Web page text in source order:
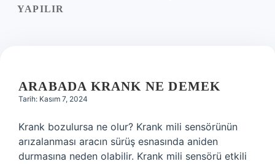
YAPILIR
ARABADA KRANK NE DEMEK
Tarih: Kasım 7, 2024
Krank bozulursa ne olur? Krank mili sensörünün
arızalanması aracın sürüş esnasında aniden
durmasına neden olabilir. Krank mili sensörü etkili